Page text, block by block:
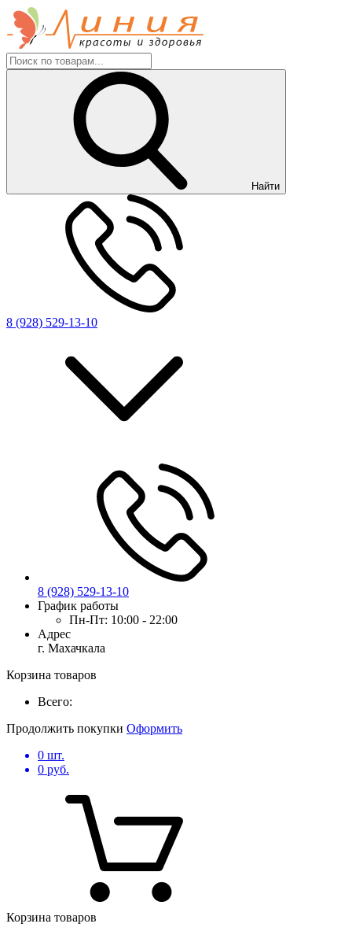
Найти
8 (928) 529-13-10
8 (928) 529-13-10
График работы
Пн-Пт: 10:00 - 22:00
Адрес
г. Махачкала
Корзина товаров
Всего:
Продолжить покупки Оформить
0 шт.
0 руб.
Корзина товаров